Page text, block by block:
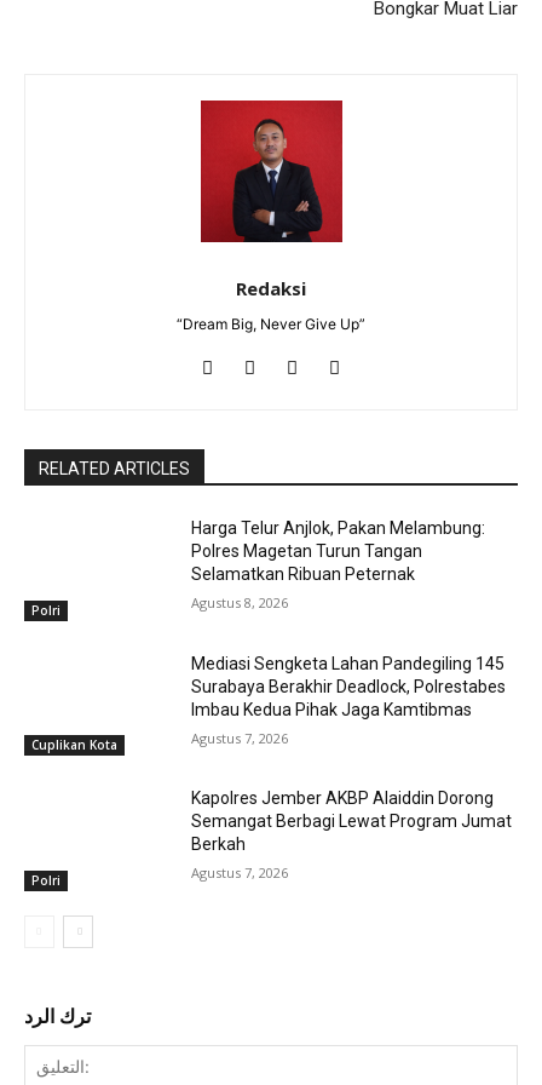
Bongkar Muat Liar
Redaksi
“Dream Big, Never Give Up”
RELATED ARTICLES
Polri
Harga Telur Anjlok, Pakan Melambung:
Polres Magetan Turun Tangan
Selamatkan Ribuan Peternak
Agustus 8, 2026
Cuplikan Kota
Mediasi Sengketa Lahan Pandegiling 145
Surabaya Berakhir Deadlock, Polrestabes
Imbau Kedua Pihak Jaga Kamtibmas
Agustus 7, 2026
Polri
Kapolres Jember AKBP Alaiddin Dorong
Semangat Berbagi Lewat Program Jumat
Berkah
Agustus 7, 2026
ترك الرد